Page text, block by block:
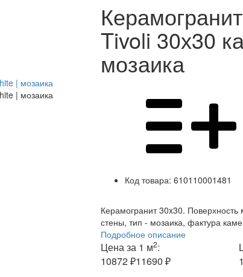
Tivoli 30х30
мозаика
Код товара: 610110001481
Керамогранит 30x30.
стены, тип - мозаика, фактура
Подробное описание
Цена за 1 м2:
10872 ₽11690 ₽